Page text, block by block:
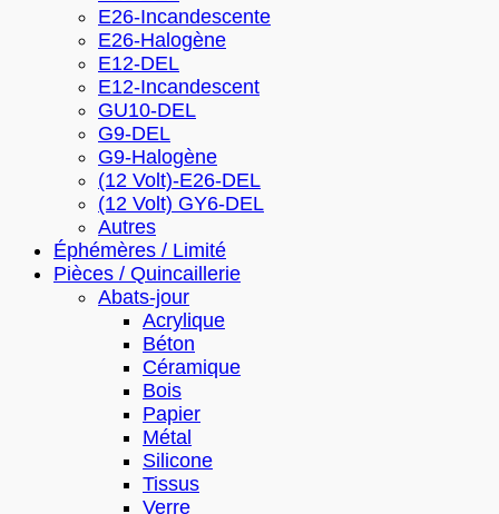
E26-Incandescente
E26-Halogène
E12-DEL
E12-Incandescent
GU10-DEL
G9-DEL
G9-Halogène
(12 Volt)-E26-DEL
(12 Volt) GY6-DEL
Autres
Éphémères / Limité
Pièces / Quincaillerie
Abats-jour
Acrylique
Béton
Céramique
Bois
Papier
Métal
Silicone
Tissus
Verre